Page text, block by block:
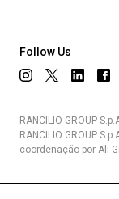
Follow Us
RANCILIO GROUP
RANCILIO GROUP
coordenação por Ali